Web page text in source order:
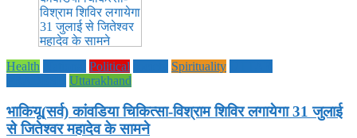
Health Political Spirituality
Uttarakhand
भाकियू(सर्व) कांवडिया चिकित्सा-विश्राम शिविर लगायेगा 31 जुलाई
से जितेश्वर महादेव के सामने